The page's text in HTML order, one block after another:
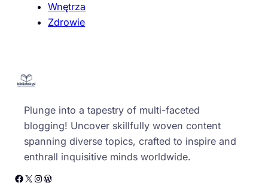
Wnętrza
Zdrowie
Plunge into a tapestry of multi-faceted
blogging! Uncover skillfully woven content
spanning diverse topics, crafted to inspire and
enthrall inquisitive minds worldwide.
Facebook X Instagram WordPress